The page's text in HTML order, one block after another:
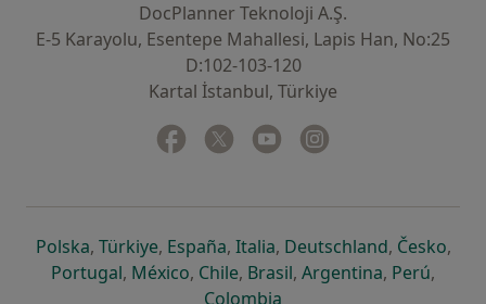
DocPlanner Teknoloji A.Ş.
E-5 Karayolu, Esentepe Mahallesi, Lapis Han, No:25
D:102-103-120
Kartal İstanbul, Türkiye
Facebook
yeni bir sekmede açılır
Twitter
yeni bir sekmede açılır
Youtube
yeni bir sekmede açılır
Polskayeni bir sekmede açılır
, Türkiyeyeni bir sekmede açılır
, Españayeni bir sekmede açılır
, Italiayeni bir sekmede açılır
, Deutschlandyeni bir
, Českoyeni
,
Portugalyeni bir sekmede açılır
, Méxicoyeni bir sekmede açılır
, Chileyeni bir sekmede açılır
, Brasilyeni bir sekmede açılır
, Argentinayeni bir
, Perúyeni
,
Colombia